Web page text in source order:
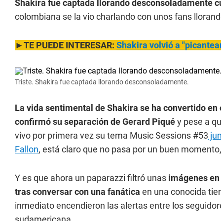
Shakira fue captada llorando desconsoladamente
colombiana se la vio charlando con unos fans
►TE PUEDE INTERESAR: Shakira volvió a
Triste. Shakira fue captada llorando desconsoladamente.
La vida sentimental de Shakira se ha convertido
confirmó su separación de Gerard Piquéy pese a
vivo por primera vez su tema Music Sessions #53
Fallon, está claro que no pasa por un buen
Y es que ahora un paparazzi filtró unas imágenes
tras conversar con una fanática en una conocida
inmediato encendieron las alertas entre los